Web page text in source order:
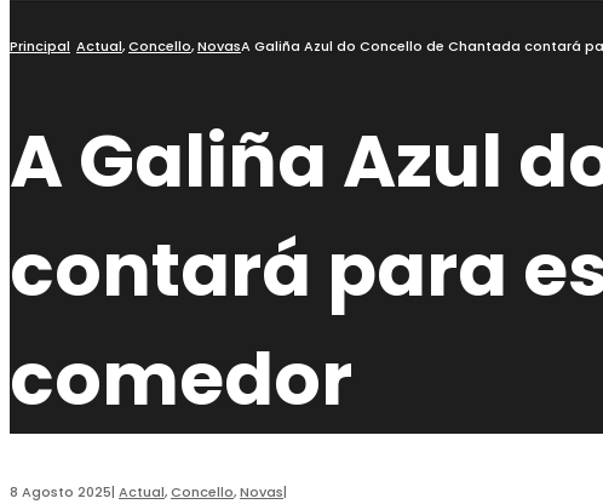
busca
Principal Actual,Concello,NovasA Galiña Azul do Concello de Chantada contará
A Galiña Azul
contará para
comedor
8 Agosto 2025| Actual,Concello,Novas|